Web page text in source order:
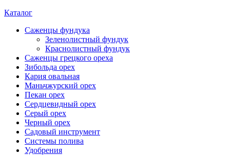
Каталог
Саженцы фундука
Зеленолистный фундук
Краснолистный фундук
Саженцы грецкого ореха
Зибольда орех
Кария овальная
Маньчжурский орех
Пекан орех
Сердцевидный орех
Серый орех
Черный орех
Садовый инструмент
Системы полива
Удобрения